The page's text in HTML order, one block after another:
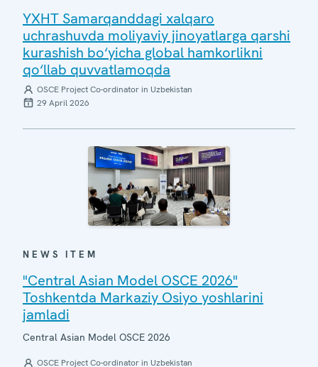
YXHT Samarqanddagi xalqaro
uchrashuvda moliyaviy jinoyatlarga qarshi
kurashish bo‘yicha global hamkorlikni
qo‘llab quvvatlamoqda
OSCE Project Co-ordinator in Uzbekistan
29 April 2026
NEWS ITEM
"Central Asian Model OSCE 2026"
Toshkentda Markaziy Osiyo yoshlarini
jamladi
Central Asian Model OSCE 2026
OSCE Project Co-ordinator in Uzbekistan